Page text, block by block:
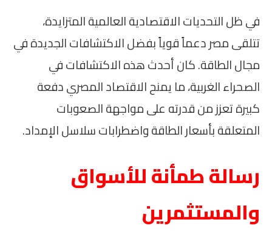
في ظل التحديات الاقتصادية العالمية المتزايدة،
تتلقى مصر دعماً قوياً بفضل الاكتشافات الجديدة في
مجال الطاقة. كان أحدث هذه الاكتشافات في
الصحراء الغربية، ما يمنح الاقتصاد المصري دفعة
كبيرة تعزز من قدرته على مواجهة الصعوبات
المتعلقة بأسعار الطاقة واضطرابات سلاسل الإمداد.
رسالة طمأنة للأسواق
والمستثمرين